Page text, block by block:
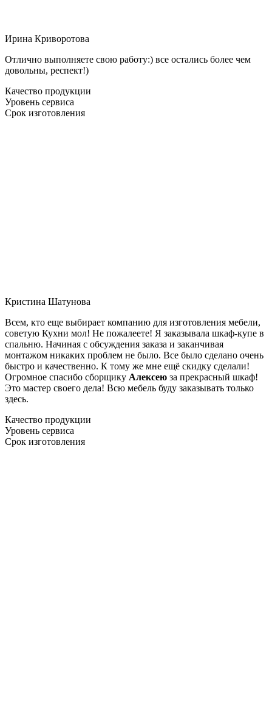
Ирина Криворотова
Отлично выполняете свою работу:) все остались более чем
довольны, респект!)
Качество продукции
Уровень сервиса
Срок изготовления
Кристина Шатунова
Всем, кто еще выбирает компанию для изготовления мебели,
советую Кухни мол! Не пожалеете! Я заказывала шкаф-купе в
спальню. Начиная с обсуждения заказа и заканчивая
монтажом никаких проблем не было. Все было сделано очень
быстро и качественно. К тому же мне ещё скидку сделали!
Огромное спасибо сборщику Алексею за прекрасный шкаф!
Это мастер своего дела! Всю мебель буду заказывать только
здесь.
Качество продукции
Уровень сервиса
Срок изготовления